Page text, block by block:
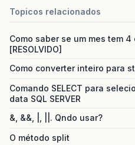
Topicos relacionados
Como saber se um mes tem 4
[RESOLVIDO]
Como converter inteiro para
Comando SELECT para
data SQL SERVER
&, &&, |, ||. Qndo usar?
O método split